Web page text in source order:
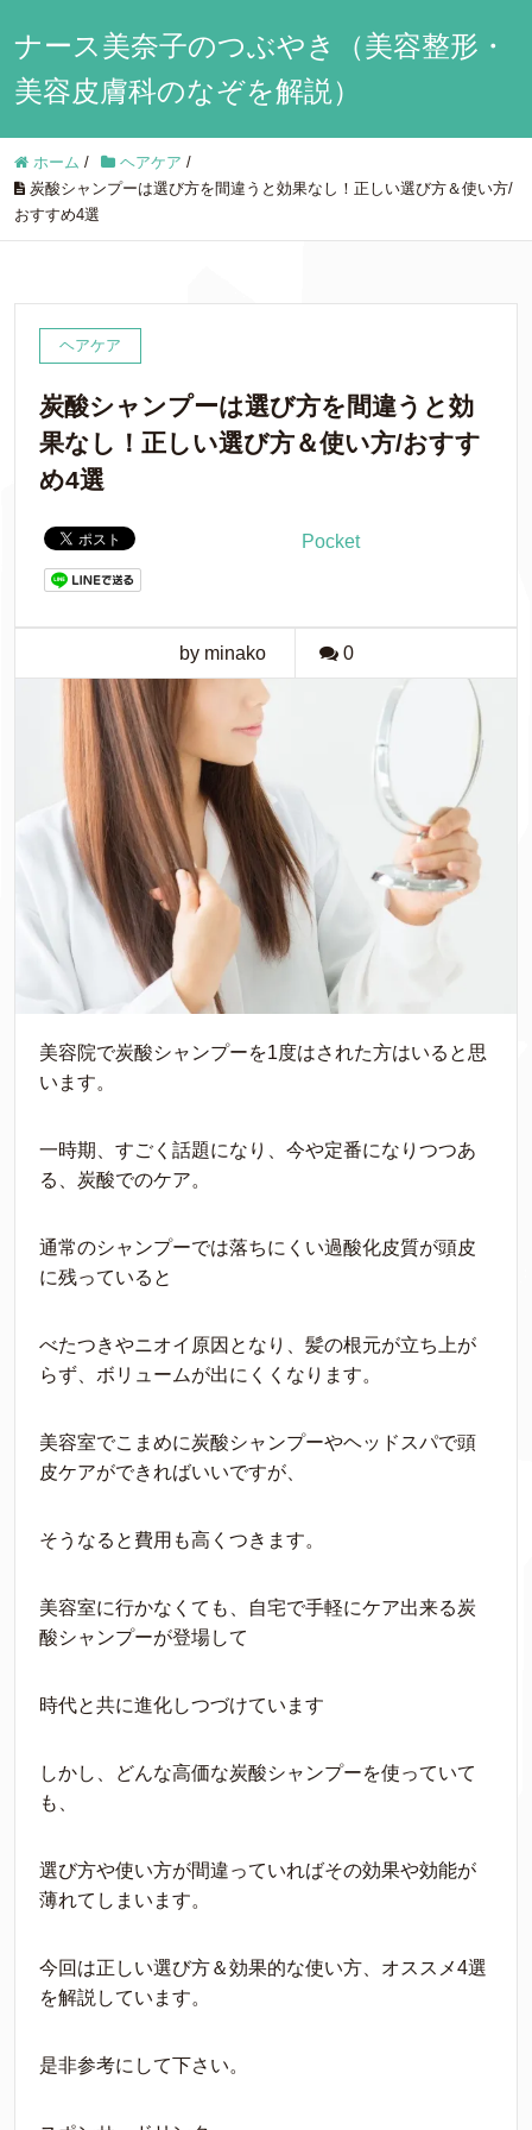
ナース美奈子のつぶやき（美容整形・
美容皮膚科のなぞを解説）
ホーム / ヘアケア /
炭酸シャンプーは選び方を間違うと効果なし！正しい選び方＆使い方/
おすすめ4選
ヘアケア
炭酸シャンプーは選び方を間違うと効
果なし！正しい選び方＆使い方/おすす
め4選
Pocket
by minako 0
美容院で炭酸シャンプーを1度はされた方はいると思
います。
一時期、すごく話題になり、今や定番になりつつあ
る、炭酸でのケア。
通常のシャンプーでは落ちにくい過酸化皮質が頭皮
に残っていると
べたつきやニオイ原因となり、髪の根元が立ち上が
らず、ボリュームが出にくくなります。
美容室でこまめに炭酸シャンプーやヘッドスパで頭
皮ケアができればいいですが、
そうなると費用も高くつきます。
美容室に行かなくても、自宅で手軽にケア出来る炭
酸シャンプーが登場して
時代と共に進化しつづけています
しかし、どんな高価な炭酸シャンプーを使っていて
も、
選び方や使い方が間違っていればその効果や効能が
薄れてしまいます。
今回は正しい選び方＆効果的な使い方、オススメ4選
を解説しています。
是非参考にして下さい。